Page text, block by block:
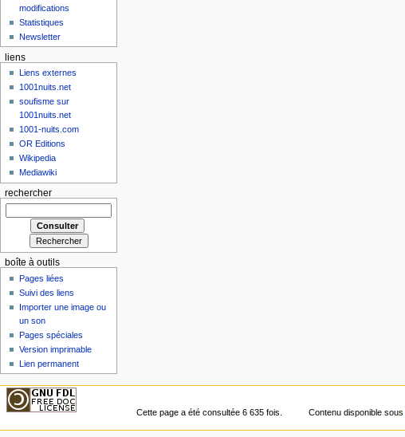
modifications
Statistiques
Newsletter
liens
Liens externes
1001nuits.net
soufisme sur
1001nuits.net
1001-nuits.com
OR Editions
Wikipedia
Mediawiki
rechercher
boîte à outils
Pages liées
Suivi des liens
Importer une image ou
un son
Pages spéciales
Version imprimable
Lien permanent
Cette page a été consultée 6 635 fois.
Contenu disponible sous